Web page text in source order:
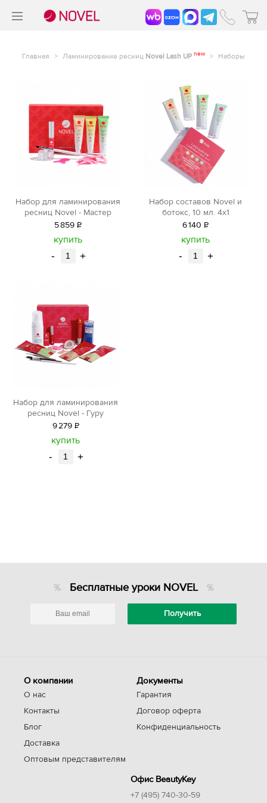
Главная > Ламинирование ресниц Novel Lash UP new > Наборы
Набор для ламинирования
ресниц Novel - Мастер
5859 Р
уб.
купить
- +
Набор составов Novel и
ботокс, 10 мл. 4х1
6140 Р
уб.
купить
- +
Набор для ламинирования
ресниц Novel - Гуру
9279 Р
уб.
купить
- +
Бесплатные уроки NOVEL
О компании
О нас
Контакты
Блог
Доставка
Оптовым представителям
Документы
Гарантия
Договор оферта
Конфиденциальность
Офис BeautyKey
+7 (495) 740-30-59